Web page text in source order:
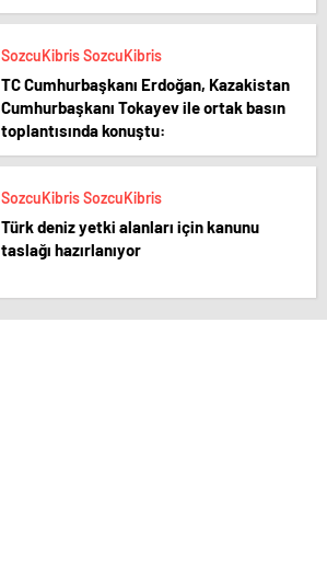
SozcuKibris SozcuKibris
TC Cumhurbaşkanı Erdoğan, Kazakistan
Cumhurbaşkanı Tokayev ile ortak basın
toplantısında konuştu:
SozcuKibris SozcuKibris
Türk deniz yetki alanları için kanunu
taslağı hazırlanıyor